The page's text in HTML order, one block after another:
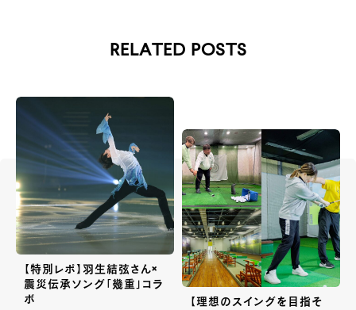
RELATED POSTS
【特別レポ】羽生結弦さん×
震災伝承ソング「幾重」コラ
ボ
【理想のスイングを目指そ